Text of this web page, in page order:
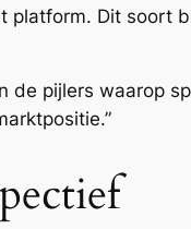
Dit soort
pijlers waarop